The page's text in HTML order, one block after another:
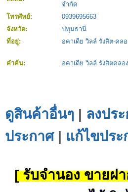
จำกัด
โทรศัพย์: 0939695663
จังหวัด:
ปทุมธานี
ที่อยู่:
อคาเดีย วิลล์ รังสิต-คลอ
คำค้น: อคาเดีย วิลล์ รังสิตคลอ
ดูสินค้าอื่นๆ | ลงปร
ประกาศ| แก้ไขประ
[ รับจำนอง ขายฝ